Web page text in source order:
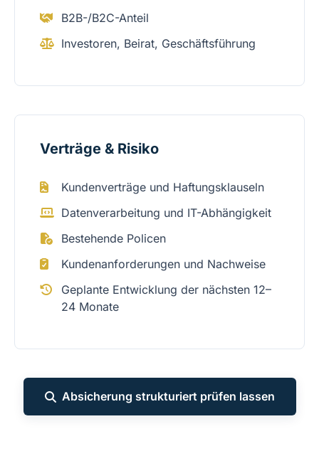
B2B-/B2C-Anteil
Investoren, Beirat, Geschäftsführung
Verträge & Risiko
Kundenverträge und Haftungsklauseln
Datenverarbeitung und IT-Abhängigkeit
Bestehende Policen
Kundenanforderungen und Nachweise
Geplante Entwicklung der nächsten 12–
24 Monate
Absicherung strukturiert prüfen lassen